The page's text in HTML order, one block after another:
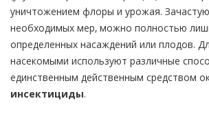
уничтожением флоры и урожая.
необходимых мер, можно полностью
определенных насаждений или плодов.
насекомыми используют различные
единственным действенным средством
инсектициды.